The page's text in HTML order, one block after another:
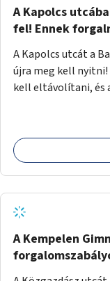
A Kapolcs
fel! Ennek
A Kapolcs utcát a
újra meg kell nyitni! Ehhez kb. 3 db.
kell eltávolítani, és a
lakásban élőknek,
biztonságosan és
A Kempelen